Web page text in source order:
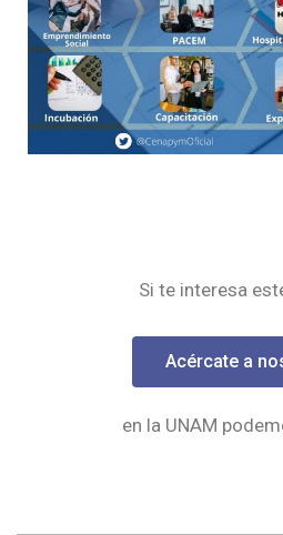
Si te interesa
Acércate a
en la UNAM